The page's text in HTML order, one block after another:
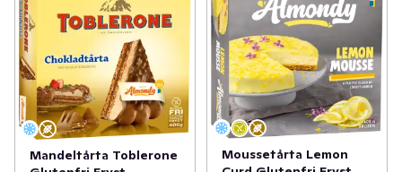
Mandeltårta Toblerone
Moussetårta Lemon